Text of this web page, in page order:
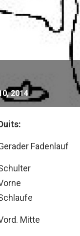
2014
Fadenlauf
Mitte